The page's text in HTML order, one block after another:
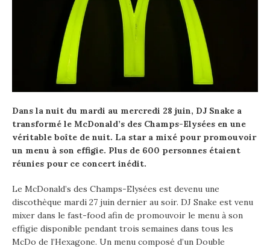
Dans la nuit du mardi au mercredi 28 juin, DJ Snake a
transformé le McDonald’s des Champs-Elysées en une
véritable boîte de nuit. La star a mixé pour promouvoir
un menu à son effigie. Plus de 600 personnes étaient
réunies pour ce concert inédit.
Le McDonald’s des Champs-Elysées est devenu une
discothèque mardi 27 juin dernier au soir. DJ Snake est venu
mixer dans le fast-food afin de promouvoir le menu à son
effigie disponible pendant trois semaines dans tous les
McDo de l’Hexagone. Un menu composé d’un Double